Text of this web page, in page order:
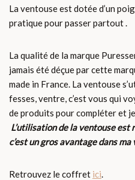
La ventouse est dotée d’un
pratique pour passer partout .
La qualité de la marque
jamais été déçue par cette
made in France. La ventouse
fesses, ventre, c’est vous qui
de produits pour compléter et
L’utilisation de la ventouse
c’est un gros avantage dans
Retrouvez le coffret ici.